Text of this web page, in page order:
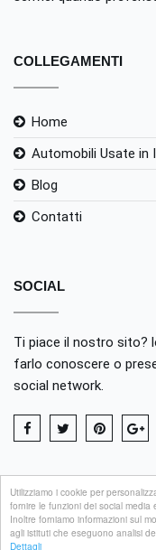
Utilizziamo i cookie per
fornire le funzioni dei social media
Inoltre forniamo informazioni sul
agli istituti che eseguono analisi
Dettagli
COLLEGAMENTI
Home
Automobili Usate in
Blog
Contatti
SOCIAL
Ti piace il nostro sito?
farlo conoscere o
social network.
Publinord srl -